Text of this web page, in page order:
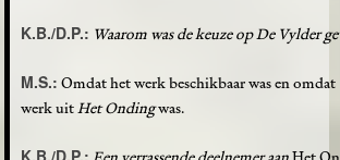
K.B./D.P.: Waarom was de keuze op De Vylder
M.S.: Omdat het werk beschikbaar was en omdat
werk uitHet Ondingwas.
K.B./D.P.: